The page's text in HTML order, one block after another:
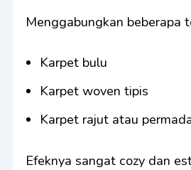
Menggabungkan beberapa
Karpet bulu
Karpet woven tipis
Karpet rajut atau
Efeknya sangat cozy dan